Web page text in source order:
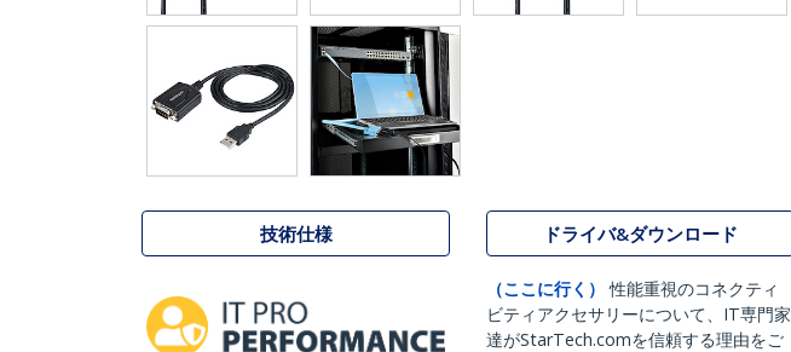
技術仕様 ドライバ&ダウンロード
（ここに行く）
性能重視のコネクティ
ビティアクセサリーについて、IT専門家
達がStarTech.comを信頼する理由をご